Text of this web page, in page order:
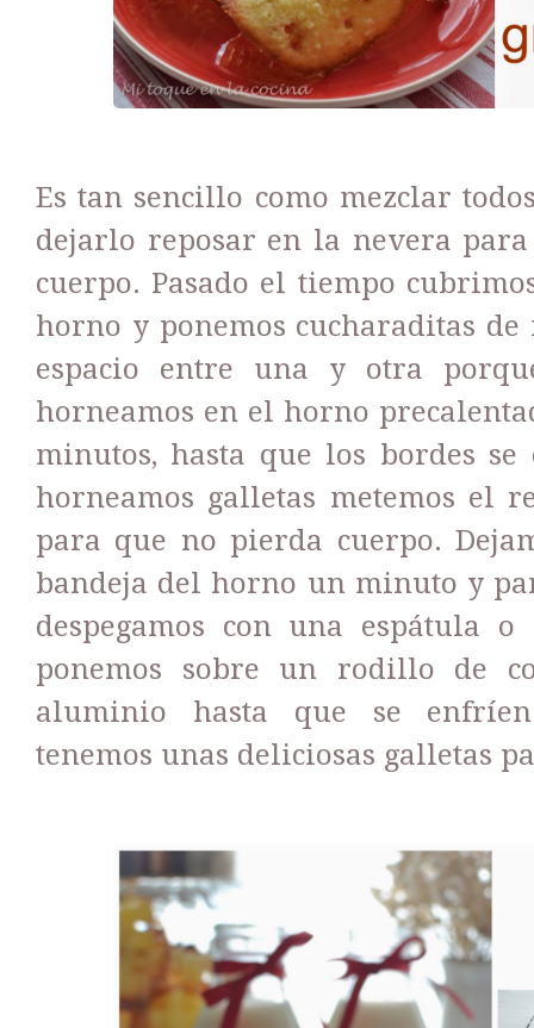
Es tan sencillo como mezclar
dejarlo reposar en la nevera
cuerpo. Pasado el tiempo
horno y ponemos cucharaditas
espacio entre una y otra
horneamos en el horno
minutos, hasta que los bordes
horneamos galletas metemos el
para que no pierda cuerpo.
bandeja del horno un minuto y
despegamos con una espátula
ponemos sobre un rodillo de
aluminio hasta que se enfríen
tenemos unas deliciosas galletas